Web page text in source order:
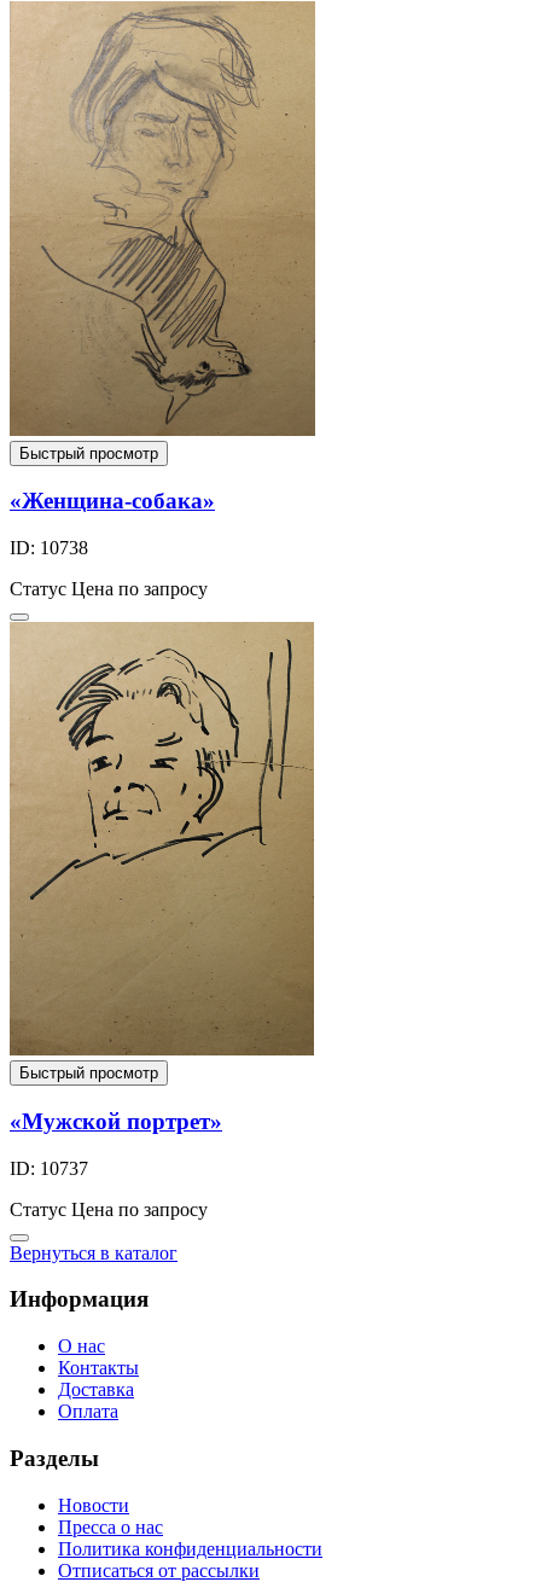
Быстрый просмотр
«Женщина-собака»
ID: 10738
Статус Цена по запросу
Быстрый просмотр
«Мужской портрет»
ID: 10737
Статус Цена по запросу
Вернуться в каталог
Информация
О нас
Контакты
Доставка
Оплата
Разделы
Новости
Пресса о нас
Политика конфиденциальности
Отписаться от рассылки